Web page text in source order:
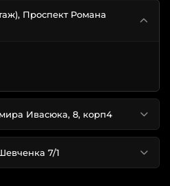
принтом;
фиолетовые;
вы обязательно найдете
от телосложения, халатик
достоинства вашей
Проспект Романа
Ивасюка, 8, корп4
7/1